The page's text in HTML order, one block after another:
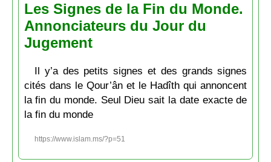
Les Signes de la Fin du Monde.
Annonciateurs du Jour du
Jugement
Il y’a des petits signes et des grands signes
cités dans le Qour’ân et le Hadîth qui annoncent
la fin du monde. Seul Dieu sait la date exacte de
la fin du monde
https://www.islam.ms/?p=51